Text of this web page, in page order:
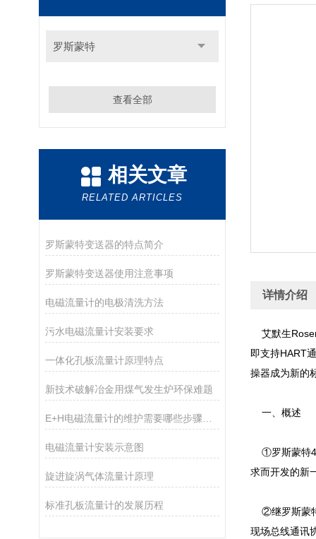
罗斯蒙特
查看全部
相关文章
RELATED ARTICLES
罗斯蒙特变送器的特点简介
罗斯蒙特变送器使用注意事项
电磁流量计的电极清洗方法
污水电磁流量计安装要求
一体化孔板流量计原理特点
新技术破解冶金用煤气发生炉环保难题
电磁流量计安装示意图
旋进旋涡气体流量计原理
标准孔板流量计的发展历程
详情介绍
艾默生
即支持HART
操器成为新的
一、概述
①罗斯蒙特
求而开发的新
②继罗斯蒙特
现场总线通讯